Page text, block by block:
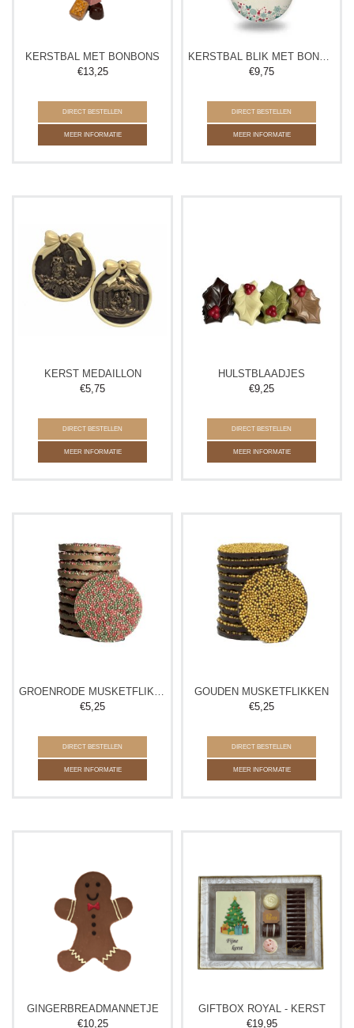
KERSTBAL MET BONBONS
€13,25
DIRECT BESTELLEN
MEER INFORMATIE
KERSTBAL BLIK MET BONBONS
€9,75
DIRECT BESTELLEN
MEER INFORMATIE
KERST MEDAILLON
€5,75
DIRECT BESTELLEN
MEER INFORMATIE
HULSTBLAADJES
€9,25
DIRECT BESTELLEN
MEER INFORMATIE
€5,25
DIRECT BESTELLEN
MEER INFORMATIE
GOUDEN MUSKETFLIKKEN
€5,25
DIRECT BESTELLEN
MEER INFORMATIE
GINGERBREADMANNETJE
€10,25
GIFTBOX ROYAL - KERST
€19,95